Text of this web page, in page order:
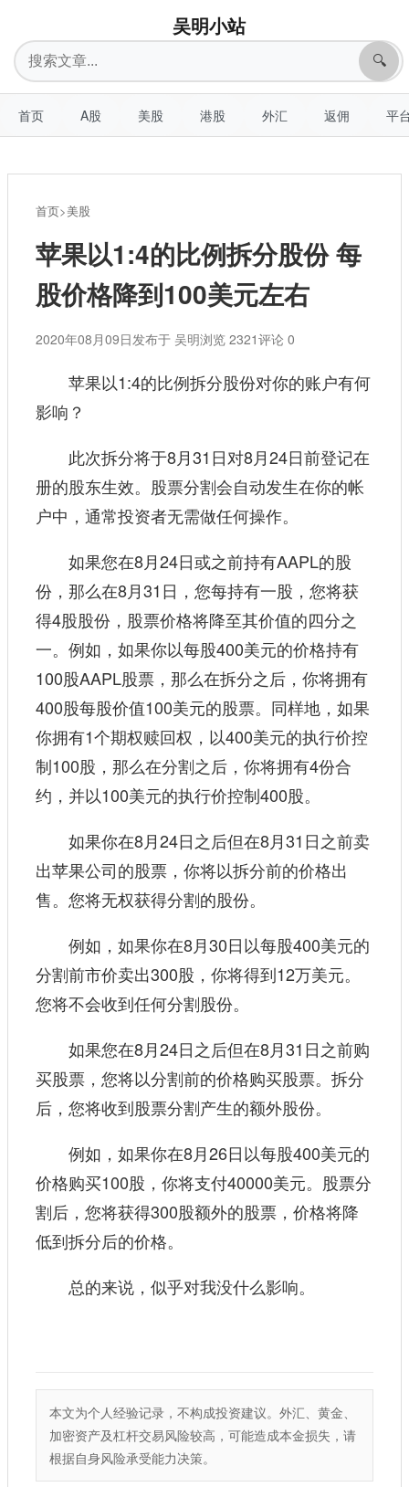
吴明小站
搜
索
🔍
首页 A股 美股 港股 外汇 返佣 平
首页>美股
苹果以1:4的比例拆分股份 每
股价格降到100美元左右
2020年08月09日发布于 吴明浏览 2321评论 0
苹果以1:4的比例拆分股份对你的账户有何
影响？
此次拆分将于8月31日对8月24日前登记在
册的股东生效。股票分割会自动发生在你的帐
户中，通常投资者无需做任何操作。
如果您在8月24日或之前持有AAPL的股
份，那么在8月31日，您每持有一股，您将获
得4股股份，股票价格将降至其价值的四分之
一。例如，如果你以每股400美元的价格持有
100股AAPL股票，那么在拆分之后，你将拥有
400股每股价值100美元的股票。同样地，如果
你拥有1个期权赎回权，以400美元的执行价控
制100股，那么在分割之后，你将拥有4份合
约，并以100美元的执行价控制400股。
如果你在8月24日之后但在8月31日之前卖
出苹果公司的股票，你将以拆分前的价格出
售。您将无权获得分割的股份。
例如，如果你在8月30日以每股400美元的
分割前市价卖出300股，你将得到12万美元。
您将不会收到任何分割股份。
如果您在8月24日之后但在8月31日之前购
买股票，您将以分割前的价格购买股票。拆分
后，您将收到股票分割产生的额外股份。
例如，如果你在8月26日以每股400美元的
价格购买100股，你将支付40000美元。股票分
割后，您将获得300股额外的股票，价格将降
低到拆分后的价格。
总的来说，似乎对我没什么影响。
本文为个人经验记录，不构成投资建议。外汇、黄金、
加密资产及杠杆交易风险较高，可能造成本金损失，请
根据自身风险承受能力决策。